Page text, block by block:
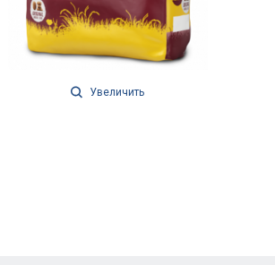
Увеличить